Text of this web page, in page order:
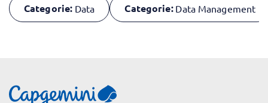
Categorie: Data Categorie: Data Management